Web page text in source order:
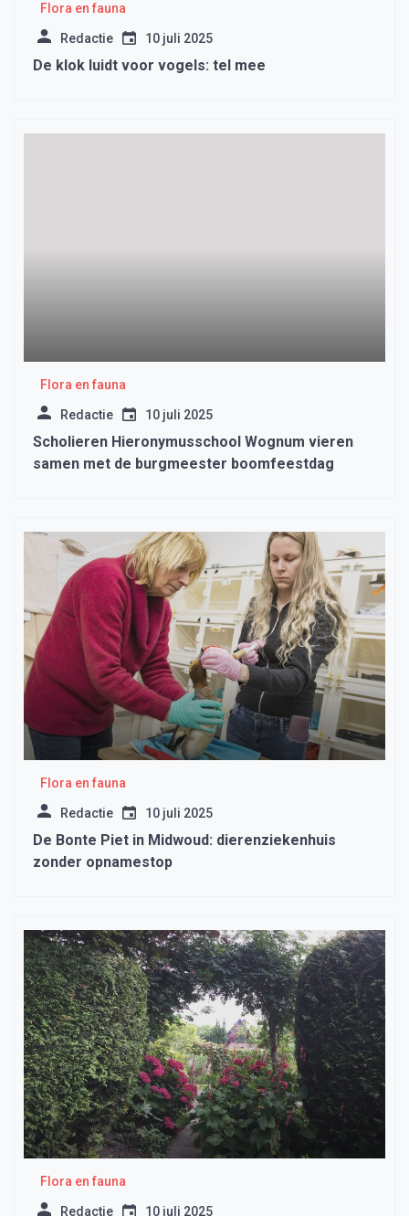
Flora en fauna
Redactie 10 juli 2025
De klok luidt voor vogels: tel mee
Flora en fauna
Redactie 10 juli 2025
Scholieren Hieronymusschool Wognum vieren
samen met de burgmeester boomfeestdag
Flora en fauna
Redactie 10 juli 2025
De Bonte Piet in Midwoud: dierenziekenhuis
zonder opnamestop
Flora en fauna
Redactie 10 juli 2025